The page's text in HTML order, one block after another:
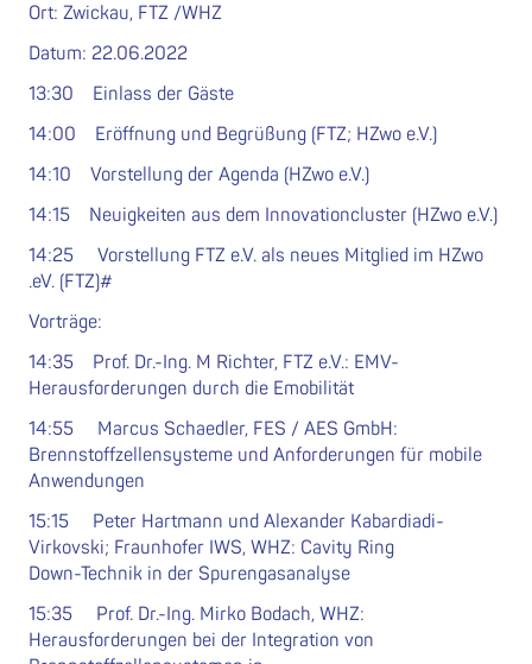
Ort: Zwickau, FTZ /WHZ
Datum: 22.06.2022
13:30 Einlass der Gäste
14:00 Eröffnung und Begrüßung (FTZ; HZwo e.V.)
14:10 Vorstellung der Agenda (HZwo e.V.)
14:15 Neuigkeiten aus dem Innovationcluster (HZwo e.V.)
14:25 Vorstellung FTZ e.V. als neues Mitglied im HZwo
.eV. (FTZ)#
Vorträge:
14:35 Prof. Dr.-Ing. M Richter, FTZ e.V.: EMV-
Herausforderungen durch die Emobilität
14:55 Marcus Schaedler, FES / AES GmbH:
Brennstoffzellensysteme und Anforderungen für mobile
Anwendungen
15:15 Peter Hartmann und Alexander Kabardiadi-
Virkovski; Fraunhofer IWS, WHZ: Cavity Ring
Down-Technik in der Spurengasanalyse
15:35 Prof. Dr.-Ing. Mirko Bodach, WHZ:
Herausforderungen bei der Integration von